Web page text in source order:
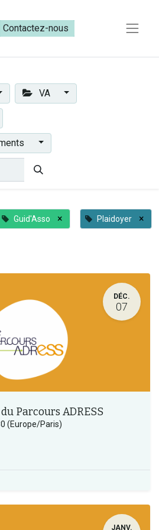
Contactez-nous​​
VA
Guid'Asso × Plaidoyer ×
DÉC.
07
Parcours ADRESS
(Europe/Paris)
JANV.